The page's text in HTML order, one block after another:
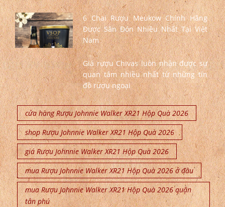
6 Chai Rượu Meukow Chính Hãng
Được Săn Đón Nhiều Nhất Tại Việt
Nam
Giá rượu Chivas luôn nhận được sự
quan tâm nhiều nhất từ những tín
đồ rượu ngoại
cửa hàng Rượu Johnnie Walker XR21 Hộp Quà 2026
shop Rượu Johnnie Walker XR21 Hộp Quà 2026
giá Rượu Johnnie Walker XR21 Hộp Quà 2026
mua Rượu Johnnie Walker XR21 Hộp Quà 2026 ở đâu
mua Rượu Johnnie Walker XR21 Hộp Quà 2026 quận
tân phú